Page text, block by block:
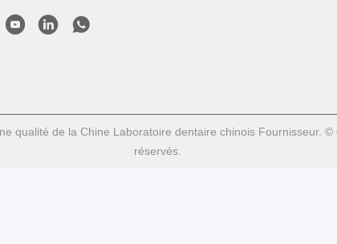
qualité de la Chine Laboratoire dentaire chinois Fournisseur.
réservés.